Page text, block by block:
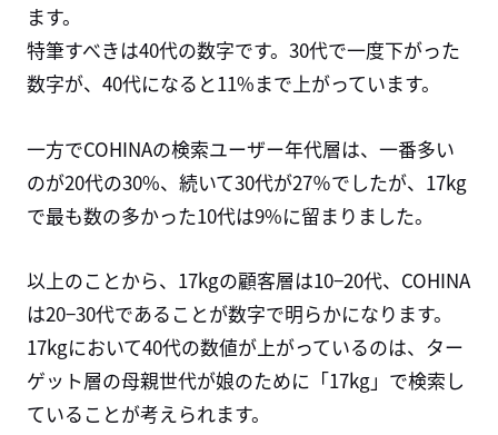
ます。
特筆すべきは40代の数字です。 30代で一度下がった
数字が、40代になると11%まで上がっています。
一方でCOHINAの検索ユーザー年代層は、一番多い
のが20代の30%、続いて30代が27％でしたが、 17kg
で最も数の多かった10代は9%に留まりました。
以上のことから、 17kgの顧客層は10−20代、 COHINA
は20−30代であることが数字で明らかになります。
17kgにおいて40代の数値が上がっているのは、ター
ゲット層の母親世代が娘のために「17kg」で検索し
ていることが考えられます。